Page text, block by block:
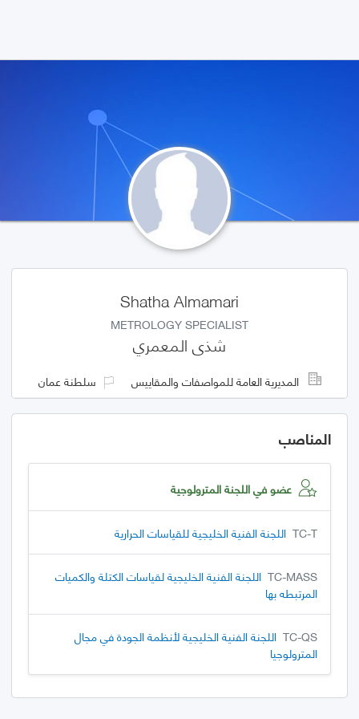
Shatha Almamari
METROLOGY SPECIALIST
شذى المعمري
المديرية العامة للمواصفات والمقاييس سلطنة عمان
المناصب
عضو في اللجنة المترولوجية
TC-T اللجنة الفنية الخليجية للقياسات الحرارية
TC-MASS اللجنة الفنية الخليجية لقياسات الكتلة والكميات
المرتبطه بها
TC-QS اللجنة الفنية الخليجية لأنظمة الجودة في مجال
المترولوجيا